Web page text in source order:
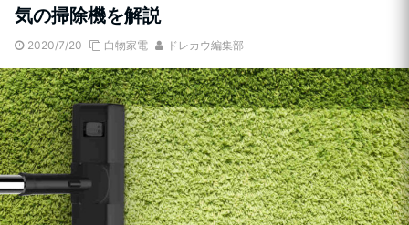
気の掃除機を解説
2020/7/20 白物家電 ドレカウ編集部